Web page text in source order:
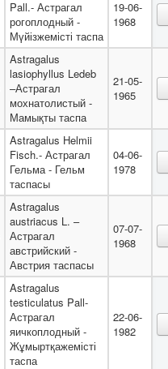
Pall.- Астрагал
рогоплодный -
Мүйізжемісті таспа
19-06-
1968
Astragalus
lasiophyllus Ledeb
–Астрагал
мохнатолистый -
Мамықты таспа
21-05-
1965
Astragalus Helmii
Fisch.- Астрагал
Гельма - Гельм
таспасы
04-06-
1978
Astragalus
austriacus L. –
Астрагал
австрийский -
Австрия таспасы
07-07-
1968
Astragalus
testiculatus Pall-
Астрагал
яичкоплодный -
Жұмыртқажемісті
таспа
22-06-
1982